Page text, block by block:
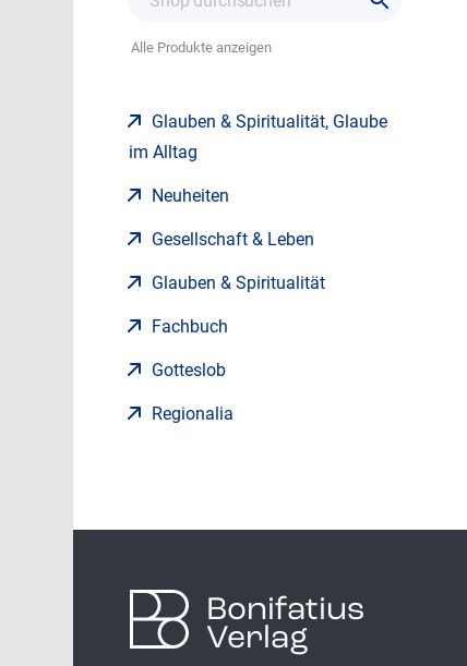
Alle Produkte anzeigen
Glauben & Spiritualität, Glaube
im Alltag
Neuheiten
Gesellschaft & Leben
Glauben & Spiritualität
Fachbuch
Gotteslob
Regionalia
Bonifatius
Verlag